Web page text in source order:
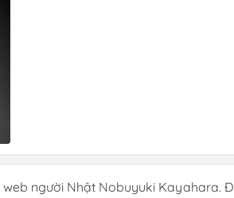
người Nhật Nobuyuki Kayahara.